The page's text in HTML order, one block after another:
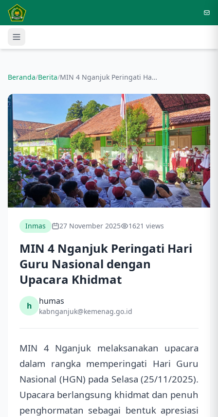
Langsung ke konten utama
Beranda/Berita/ MIN 4 Nganjuk Peringati Hari Guru Nasional dengan Upacara Khidmat
Inmas 27 November 2025 1621 views
MIN 4 Nganjuk Peringati Hari
Guru Nasional dengan
Upacara Khidmat
h humas
kabnganjuk@kemenag.go.id
MIN 4 Nganjuk melaksanakan upacara
dalam rangka memperingati Hari Guru
Nasional (HGN) pada Selasa (25/11/2025).
Upacara berlangsung khidmat dan penuh
penghormatan sebagai bentuk apresiasi